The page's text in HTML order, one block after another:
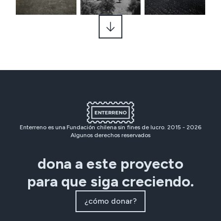
Enterreno es una Fundación chilena sin fines de lucro. 2015 - 2026
Algunos derechos reservados
dona a este proyecto
para que siga creciendo.
¿cómo donar?